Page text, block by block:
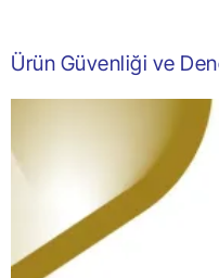
Ürün Güvenliği ve